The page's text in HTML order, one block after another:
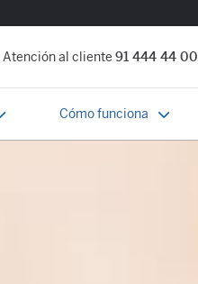
Atención al cliente91 444 44 00
Cómo funciona